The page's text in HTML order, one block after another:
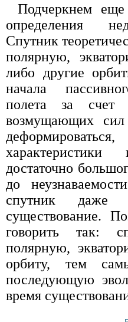
Подчеркнем
определения
Спутник
полярную,
либо другие
начала
полета за счет
возмущающих
достаточно
до
спутник даже
существование.
говорить так:
полярную,
орбиту, тем
последующую
время